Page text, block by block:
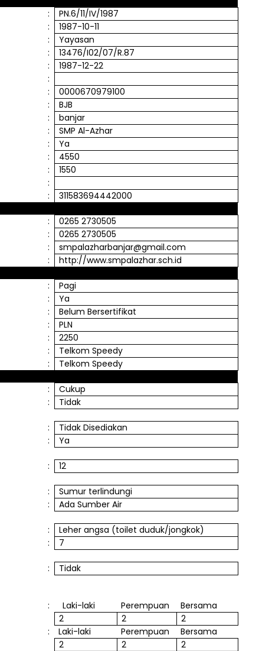
:
PN.6/11/IV/1987
:
1987-10-11
:
Yayasan
:
13476/I02/07/R.87
:
1987-12-22
:
:
0000670979100
:
BJB
:
banjar
: SMP Al-Azhar
:
Ya
:
4550
:
1550
:
:
311583694442000
:
0265 2730505
:
0265 2730505
:
smpalazharbanjar@gmail.com
:
http://www.smpalazhar.sch.id
:
Pagi
:
Ya
: Belum Bersertifikat
:
PLN
:
2250
:
Telkom Speedy
:
Telkom Speedy
:
Cukup
:
Tidak
: Tidak Disediakan
:
Ya
:
12
: Sumur terlindungi
: Ada SumberAir
: Leher angsa (toilet duduk/jongkok)
:
7
:
Tidak
: Laki-laki Perempuan
Bersama
2 2
2
: Laki-laki Perempuan
Bersama
2 2 2